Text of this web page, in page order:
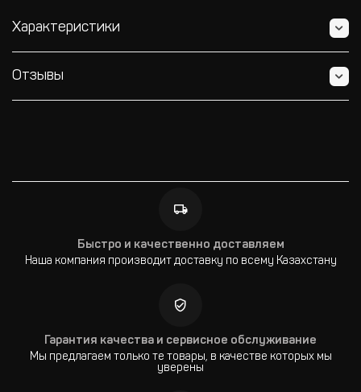
Характеристики
Отзывы
Быстро и качественно доставляем
Наша компания производит доставку по всему Казахстану
Гарантия качества и сервисное обслуживание
Мы предлагаем только те товары, в качестве которых мы
уверены